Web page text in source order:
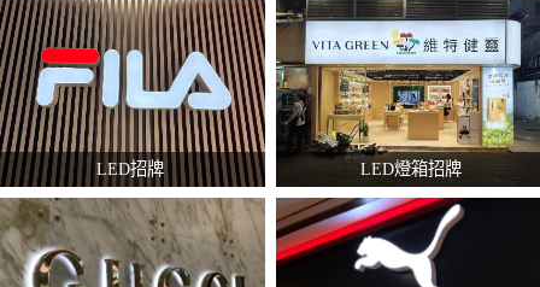
LED招牌 LED燈箱招牌